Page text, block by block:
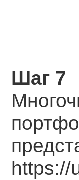
Шаг 7
https://